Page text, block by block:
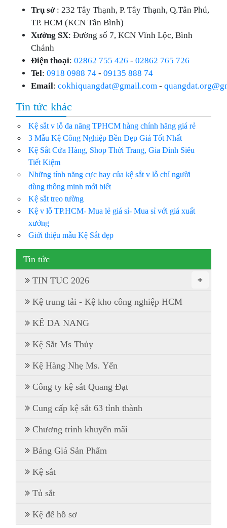
Trụ sở : 232 Tây Thạnh, P. Tây Thạnh, Q.Tân Phú,
TP. HCM (KCN Tân Bình)
Xưởng SX: Đường số 7, KCN Vĩnh Lộc, Bình
Chánh
Điện thoại:02862 755 426 -02862 765 726
Tel:0918 0988 74 -09135 888 74
Email:cokhiquangdat@gmail.com -
Tin tức khác
Kệ sắt v lỗ đa năng TPHCM hàng chính hãng giá rẻ
3 Mẫu Kệ Công Nghiệp Bền Đẹp Giá Tốt Nhất
Kệ Sắt Cửa Hàng, Shop Thời Trang, Gia Đình Siêu
Tiết Kiệm
Những tính năng cực hay của kệ sắt v lỗ chỉ người
dùng thông minh mới biết
Kệ sắt treo tường
Kệ v lỗ TP.HCM- Mua lẻ giá sỉ- Mua sỉ với giá xuất
xưởng
Giới thiệu mẫu Kệ Sắt đẹp
Tin tức
+
TIN TUC 2026
Kệ trung tải - Kệ kho công nghiệp HCM
KÊ DA NANG
Kệ Sắt Ms Thủy
Kệ Hàng Nhẹ Ms. Yến
Công ty kệ sắt Quang Đạt
Cung cấp kệ sắt 63 tỉnh thành
Chương trình khuyến mãi
Bảng Giá Sản Phẩm
Kệ sắt
Tủ sắt
Kệ để hồ sơ